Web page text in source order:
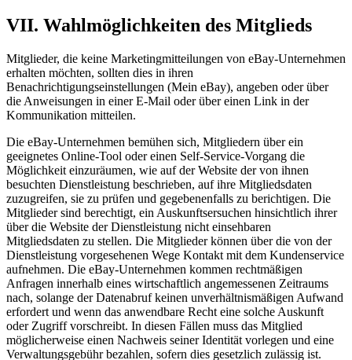
VII. Wahlmöglichkeiten des Mitglieds
Mitglieder, die keine Marketingmitteilungen von eBay-Unternehmen
erhalten möchten, sollten dies in ihren
Benachrichtigungseinstellungen (Mein eBay), angeben oder über
die Anweisungen in einer E-Mail oder über einen Link in der
Kommunikation mitteilen.
Die eBay-Unternehmen bemühen sich, Mitgliedern über ein
geeignetes Online-Tool oder einen Self-Service-Vorgang die
Möglichkeit einzuräumen, wie auf der Website der von ihnen
besuchten Dienstleistung beschrieben, auf ihre Mitgliedsdaten
zuzugreifen, sie zu prüfen und gegebenenfalls zu berichtigen. Die
Mitglieder sind berechtigt, ein Auskunftsersuchen hinsichtlich ihrer
über die Website der Dienstleistung nicht einsehbaren
Mitgliedsdaten zu stellen. Die Mitglieder können über die von der
Dienstleistung vorgesehenen Wege Kontakt mit dem Kundenservice
aufnehmen. Die eBay-Unternehmen kommen rechtmäßigen
Anfragen innerhalb eines wirtschaftlich angemessenen Zeitraums
nach, solange der Datenabruf keinen unverhältnismäßigen Aufwand
erfordert und wenn das anwendbare Recht eine solche Auskunft
oder Zugriff vorschreibt. In diesen Fällen muss das Mitglied
möglicherweise einen Nachweis seiner Identität vorlegen und eine
Verwaltungsgebühr bezahlen, sofern dies gesetzlich zulässig ist.